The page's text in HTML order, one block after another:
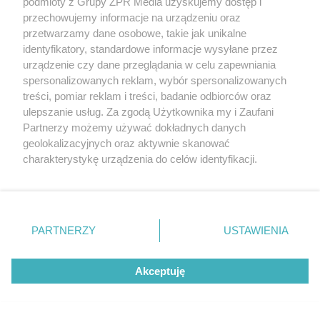
gospodyni. Tutaj przychodzi na pewno.
NAJNOWSZE
Wyglądają ja drewno, zieleń, kamień. Systemy
fasadowe, nowość firmy Budmat. "Marzymy o tym,
żeby jednak odróżnić od sąsiadów"
przechowujemy informacje na urządzeniu oraz
przetwarzamy dane osobowe, takie jak unikalne
identyfikatory, standardowe informacje wysyłane przez
urządzenie czy dane przeglądania w celu zapewniania
spersonalizowanych reklam, wybór spersonalizowanych
treści, pomiar reklam i treści, badanie odbiorców oraz
ulepszanie usług. Za zgodą Użytkownika my i Zaufani
Partnerzy możemy używać dokładnych danych
geolokalizacyjnych oraz aktywnie skanować
charakterystykę urządzenia do celów identyfikacji.
zmienić/wycofać klikając przycisk ustawień prywatności
znajdujący się w lewym dolnym rogu strony
rodzaje przetwarzania danych nie wymagają zgody
użytkownika, ale masz prawo sprzeciwić się takiemu
przetwarzaniu. Preferencje będą miały zastosowanie tylko
PARTNERZY USTAWIENIA
Akceptuję